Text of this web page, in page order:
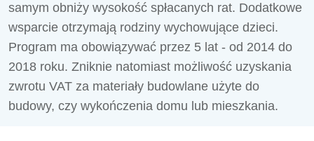
samym obniży wysokość spłacanych rat. Dodatkowe
wsparcie otrzymają rodziny wychowujące dzieci.
Program ma obowiązywać przez 5 lat - od 2014 do
2018 roku. Zniknie natomiast możliwość uzyskania
zwrotu VAT za materiały budowlane użyte do
budowy, czy wykończenia domu lub mieszkania.